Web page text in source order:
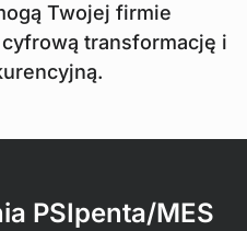
Twojej firmie
transformację i
PSIpenta/MES